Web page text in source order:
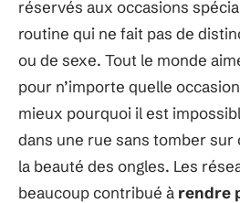
réservés aux occasions
routine qui ne fait pas de
ou de sexe. Tout le monde
pour n’importe quelle
mieux pourquoi il est
dans une rue sans tomber sur
la beauté des ongles. Les
beaucoup contribué à rendre